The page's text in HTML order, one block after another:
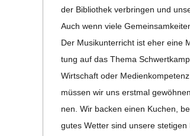
der Biblio­thek ver­brin­gen und
Auch wenn viele
Der Musik­un­ter­richt ist eher eine
tung auf das Thema
Wirt­schaft oder
müs­sen wir uns erst­mal
nen. Wir backen einen Kuchen,
gutes Wet­ter sind unsere